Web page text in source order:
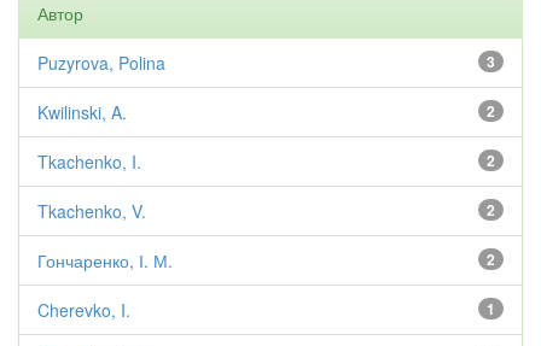
Автор
3
Puzyrova, Polina
2
Kwilinski, A.
2
Tkachenko, I.
2
Tkachenko, V.
2
Гончаренко, І. М.
1
Cherevko, I.